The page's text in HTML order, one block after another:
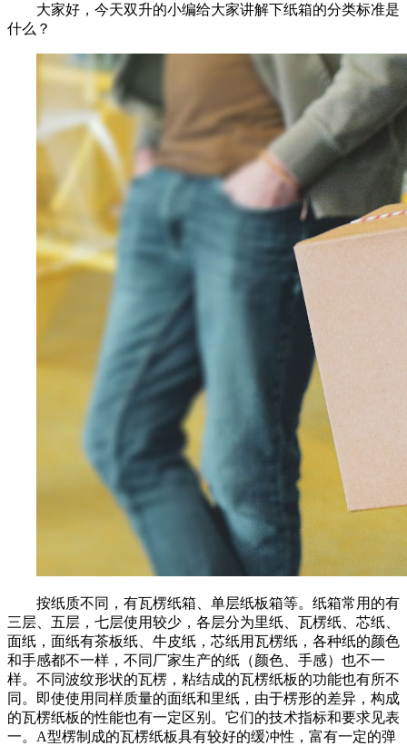
大家好，今天双升的小编给大家讲解下纸箱的分类标准是
什么？
按纸质不同，有瓦楞纸箱、单层纸板箱等。纸箱常用的有
三层、五层，七层使用较少，各层分为里纸、瓦楞纸、芯纸、
面纸，面纸有茶板纸、牛皮纸，芯纸用瓦楞纸，各种纸的颜色
和手感都不一样，不同厂家生产的纸（颜色、手感）也不一
样。不同波纹形状的瓦楞，粘结成的瓦楞纸板的功能也有所不
同。即使使用同样质量的面纸和里纸，由于楞形的差异，构成
的瓦楞纸板的性能也有一定区别。它们的技术指标和要求见表
一。A型楞制成的瓦楞纸板具有较好的缓冲性，富有一定的弹